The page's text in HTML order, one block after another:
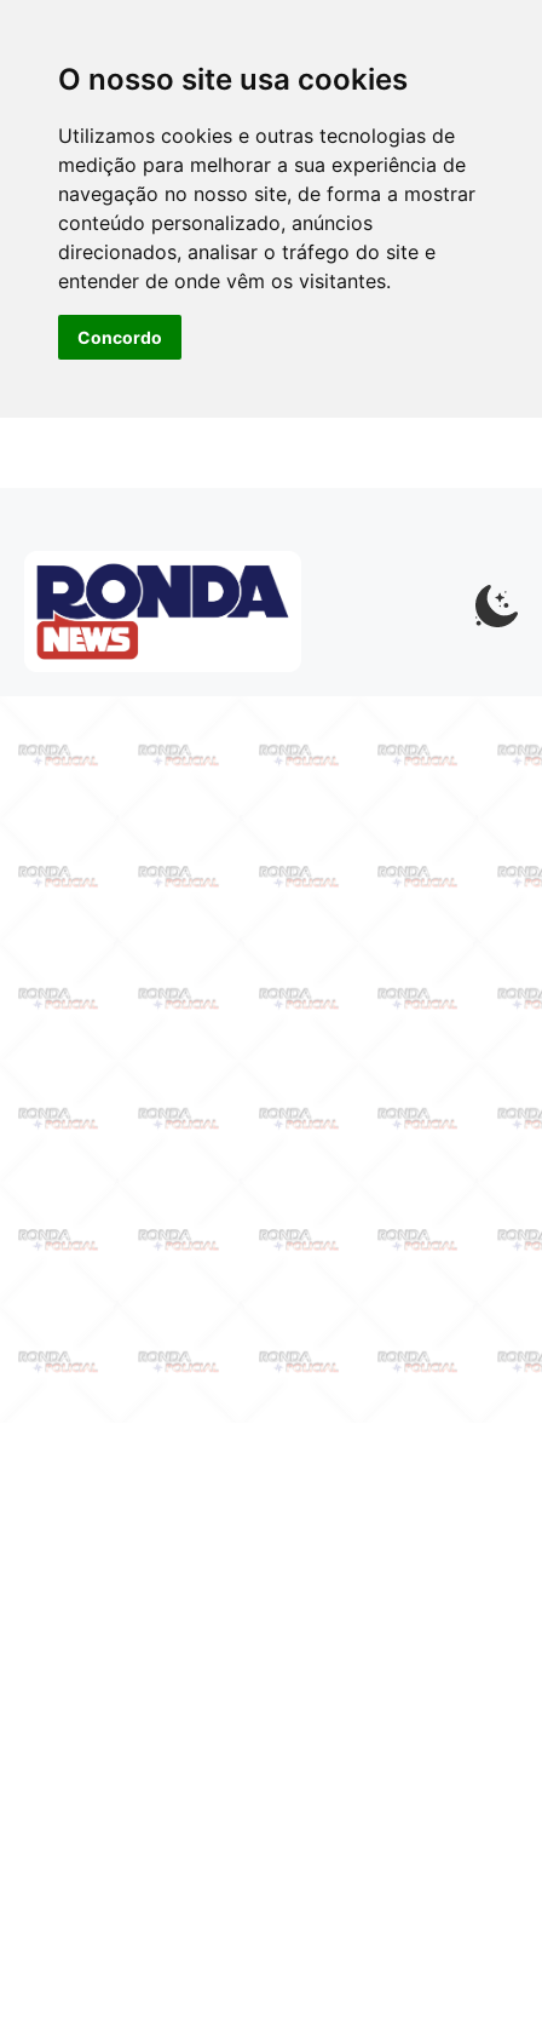
O nosso site usa cookies
Utilizamos cookies e outras tecnologias de
medição para melhorar a sua experiência de
navegação no nosso site, de forma a mostrar
conteúdo personalizado, anúncios
direcionados, analisar o tráfego do site e
entender de onde vêm os visitantes.
Concordo